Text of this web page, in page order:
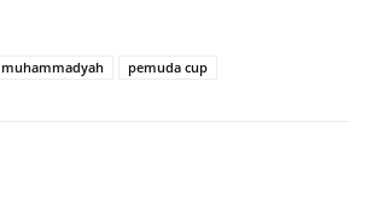
muhammadyah pemuda cup